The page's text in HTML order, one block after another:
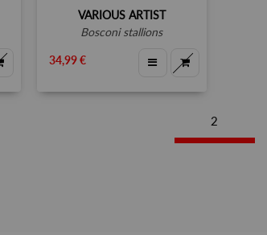
VARIOUS ARTIST
bosconi stallions
34,99 €
2